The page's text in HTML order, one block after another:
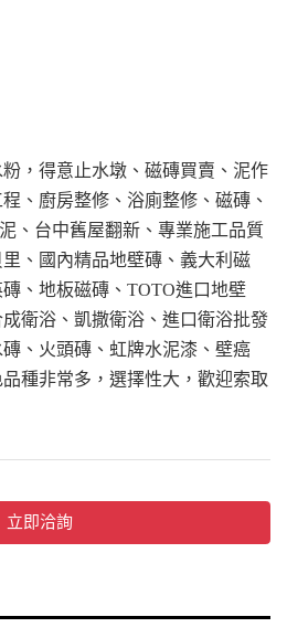
，得意止水墩、磁磚買賣、泥作
、廚房整修、浴廁整修、磁磚、
、台中舊屋翻新、專業施工品質
、國內精品地壁磚、義大利磁
、地板磁磚、TOTO進口地壁
衛浴、凱撒衛浴、進口衛浴批發
、火頭磚、虹牌水泥漆、壁癌
種非常多，選擇性大，歡迎索取